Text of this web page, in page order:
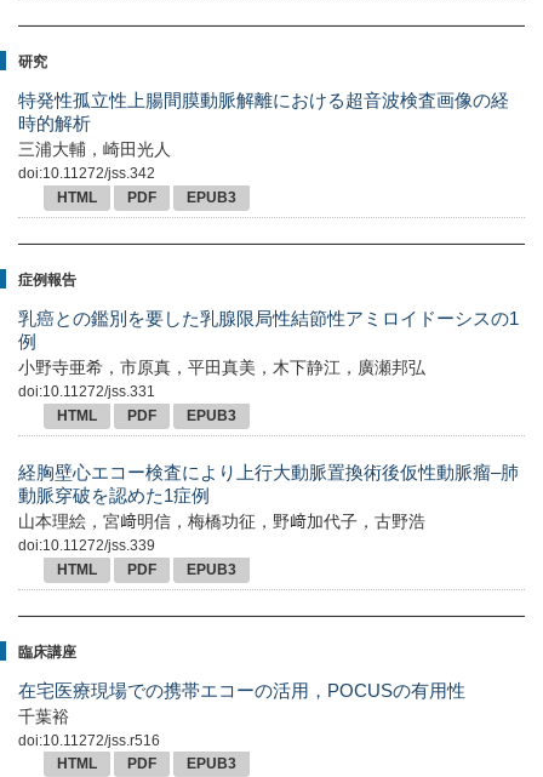
研究
特発性孤立性上腸間膜動脈解離における超音波検査画像の経
時的解析
三浦大輔，崎田光人
doi:10.11272/jss.342
HTML
PDF EPUB3
症例報告
乳癌との鑑別を要した乳腺限局性結節性アミロイドーシスの1
例
小野寺亜希，市原真，平田真美，木下静江，廣瀬邦弘
doi:10.11272/jss.331
HTML
PDF EPUB3
経胸壁心エコー検査により上行大動脈置換術後仮性動脈瘤–肺
動脈穿破を認めた1症例
山本理絵，宮﨑明信，梅橋功征，野﨑加代子，古野浩
doi:10.11272/jss.339
HTML
PDF EPUB3
臨床講座
在宅医療現場での携帯エコーの活用，POCUSの有用性
千葉裕
doi:10.11272/jss.r516
HTML
PDF EPUB3